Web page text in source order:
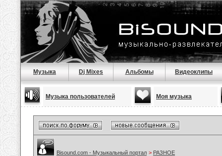
Музыка Dj Mixes Альбомы Видеоклипы
Музыка пользователей Моя музыка
Bisound.com - Музыкальный портал > РАЗНОЕ